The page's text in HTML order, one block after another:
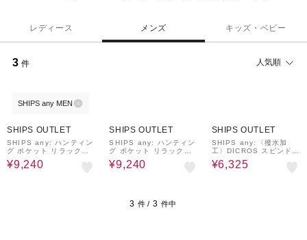
レディース メンズ キッズ・ベビー
3 件 人気順
SHIPS any MEN
SHIPS OUTLET
SHIPS any: ハンティン
グ ポケット リラックス
カバーオール ジャケット
◇
¥9,240
SHIPS OUTLET
SHIPS any: ハンティン
グ ポケット リラックス
カバーオール ジャケット
◇
¥9,240
SHIPS OUTLET
SHIPS any:〈撥水加
工〉DICROS スピンドル
ゲーム ベスト(セットア
ップ対応)◇
¥6,325
3 件 / 3 件中